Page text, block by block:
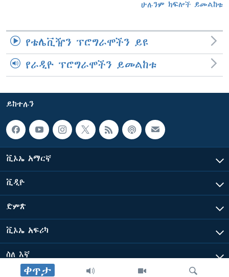
ቀጥታ
ሁሉንም ክፍሎች ይመልከቱ
የቴሌቪዥን ፕሮግራሞችን ይዩ
የራዲዮ ፕሮግራሞችን ይመልከቱ
ይከተሉን
ቪኦኤ አማርኛ
ቪዲዮ
ድምጽ
ቪኦኤ አፍሪካ
ስለ እኛ